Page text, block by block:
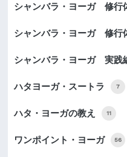
シャンバラ・ヨーガ 修
シャンバラ・ヨーガ 修
シャンバラ・ヨーガ 実践
ハタヨーガ・スートラ 7
ハタ・ヨーガの教え 11
ワンポイント・ヨーガ 56